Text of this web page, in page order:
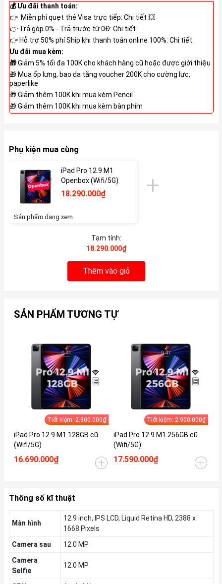
💰 Ưu đãi thanh toán:
👉 Miễn phí quẹt thẻ Visa trực tiếp: Chi tiết 💥
👉 Trả góp 0% - Trả trước từ 0Đ: Chi tiết
👉 Hỗ trợ 50% phí Ship khi thanh toán online 100%: Chi tiết
Ưu đãi mua kèm:
🎁Giảm 5% tối đa 100K cho khách hàng cũ hoặc được giới thiệu
🎁 Mua ốp lưng, bao da tặng voucher 200K cho cường lực,
paperlike
🎁 Giảm thêm 100K khi mua kèm Pencil
🎁 Giảm thêm 100K khi mua kèm bàn phím
Phụ kiện mua cùng
iPad Pro 12.9 M1
Openbox (Wifi/5G)
18.290.000₫
Sản phẩm đang xem
Tạm tính:
18.290.000₫
Thêm vào giỏ
SẢN PHẨM TƯƠNG TỰ
Tiết kiệm: 2.800.000₫
iPad Pro 12.9 M1 128GB cũ
(Wifi/5G)
16.690.000₫
Tiết kiệm: 2.900.000₫
iPad Pro 12.9 M1 256GB cũ
(Wifi/5G)
17.590.000₫
Thông số kĩ thuật
Màn hình
12.9 inch, IPS LCD, Liquid Retina HD, 2388 x
1668 Pixels
Camera sau
12.0 MP
Camera
Selfie
12.0 MP